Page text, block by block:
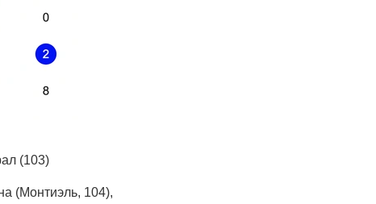
(103)
(Монтиэль, 104),